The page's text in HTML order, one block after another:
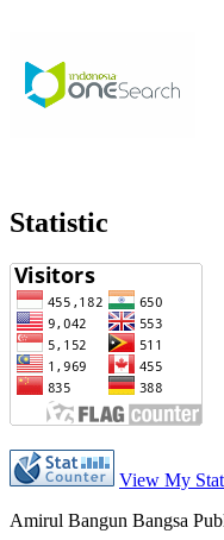
Statistic
View My
Amirul Bangun Bangsa